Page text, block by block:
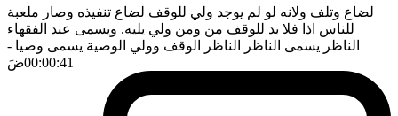
لضاع وتلف ولانه لو لم يوجد ولي للوقف لضاع تنفيذه وصار ملعبة
للناس اذا فلا بد للوقف من ومن ولي يليه. ويسمى عند الفقهاء
الناظر يسمى الناظر الناظر الوقف وولي الوصية يسمى وصيا -
00:00:41ضَ